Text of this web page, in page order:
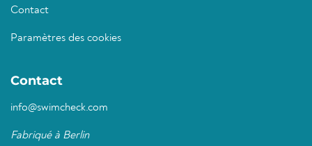
Contact
Paramètres des cookies
Contact
info@swimcheck.com
Fabriqué à Berlin